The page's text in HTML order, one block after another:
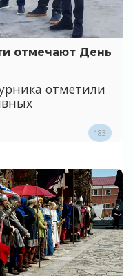
отмечают День
отметили
183